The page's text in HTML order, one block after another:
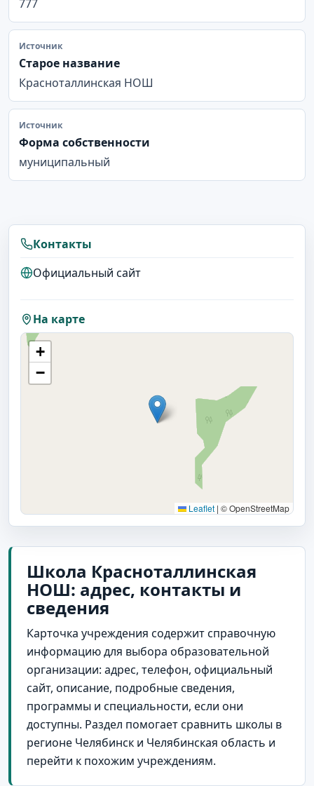
777
Источник
Старое название
Красноталлинская НОШ
Источник
Форма собственности
муниципальный
Контакты
Официальный сайт
На карте
+
−
Leaflet | © OpenStreetMap
Школа Красноталлинская
НОШ: адрес, контакты и
сведения
Карточка учреждения содержит справочную
информацию для выбора образовательной
организации: адрес, телефон, официальный
сайт, описание, подробные сведения,
программы и специальности, если они
доступны. Раздел помогает сравнить школы в
регионе Челябинск и Челябинская область и
перейти к похожим учреждениям.